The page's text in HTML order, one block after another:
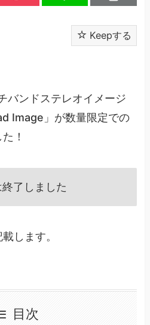
Keepする
バンドステレオイメージ
Image」が数量限定での
！
了しました
します。
目次